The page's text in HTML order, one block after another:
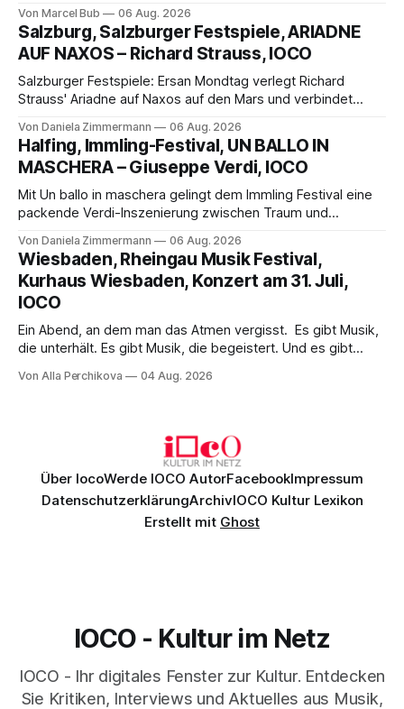
eine bildgewaltige Inszenierung, Maxime Pascal entfaltet
die komplexe Partitur eindrucksvoll, Philippe Sly berührt als
Franziskus.
Von Marcel Bub 06 Aug. 2026
Salzburg, Salzburger Festspiele, ARIADNE
AUF NAXOS – Richard Strauss, IOCO
Salzburger Festspiele: Ersan Mondtag verlegt Richard
Strauss' Ariadne auf Naxos auf den Mars und verbindet
Aufführung mit starken Solisten und den Wiener
Philharmonikern, szenisch bleibt der zweite Akt jedoch
hinter den Erwartungen zurück.
Von Daniela Zimmermann 06 Aug. 2026
Halfing, Immling-Festival, UN BALLO IN
MASCHERA – Giuseppe Verdi, IOCO
Mit Un ballo in maschera gelingt dem Immling Festival eine
packende Verdi-Inszenierung zwischen Traum und
psychologische Tiefe mit starken Bildern, getragen von
einem spielfreudigen Ensemble und einer musikalisch
überzeugenden Gesamtleistung.
Von Daniela Zimmermann 06 Aug. 2026
Wiesbaden, Rheingau Musik Festival,
Kurhaus Wiesbaden, Konzert am 31. Juli,
IOCO
Ein Abend, an dem man das Atmen vergisst. Es gibt Musik,
die unterhält. Es gibt Musik, die begeistert. Und es gibt
Genau so war der Abend im Kurhaus Wiesbaden, an dem
Von Alla Perchikova 04 Aug. 2026
Über IocoWerde IOCO AutorFacebookImpressum
DatenschutzerklärungArchivIOCO Kultur Lexikon
Erstellt mit Ghost
IOCO - Kultur im Netz
IOCO - Ihr digitales Fenster zur Kultur. Entdecken
Sie Kritiken, Interviews und Aktuelles aus Musik,